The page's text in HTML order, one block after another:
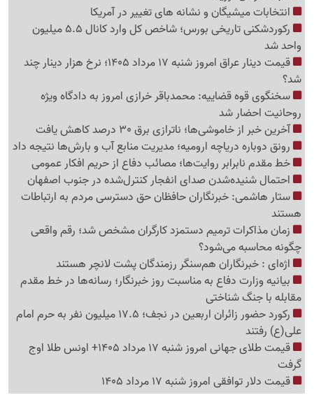
انتخابات میشیگان و نشانه های تغییر در آمریکا
رکوردشکنی تاریخی بورس؛ شاخص کل وارد کانال 5.5 میلیون
واحد شد
قیمت دینار عراق امروز شنبه 17 مرداد 1405؛ نرخ هزار دینار چند
شد؟
سخنگوی قوه قضاییه: محمدباقر خرازی امروز به دادگاه ویژه
روحانیت احضار شد
آخرین خبر از خاموشی‌ها؛ ناترازی برق 30 درصد کاهش یافت
رونق دوباره دریاچه ارومیه؛ مدیریت منابع آب و بارش‌ها نتیجه داد
خط مقدم نابرابر روایت‌ها؛ مصائب دفاع از حریم افکار عمومی
احتمال شنیده‌شدن صدای انفجار کنترل‌شده در جنوب اصفهان
ستار هاشمی: خبرنگاران حافظان حق دسترسی مردم به ارتباطات
هستند
زمان مذاکرات ترمیم دستمزد کارگران مشخص شد؛ رقم واقعی
چگونه محاسبه می‌شود؟
اژه‌ای : خبرنگاران هم‌سنگر رزمندگان پشت لانچر هستند
بیانیه وزارت دفاع به مناسبت روز خبرنگار؛ رسانه‌ها در خط مقدم
مقابله با جنگ شناختی
رکورد حضور زائران اربعین در نجف؛ 17.5 میلیون نفر به حرم امام
علی(ع) رفتند
قیمت طلای جهانی امروز شنبه 17 مرداد 1405+ اونس طلا اوج
گرفت
قیمت دلار توافقی امروز شنبه 17 مرداد 1405